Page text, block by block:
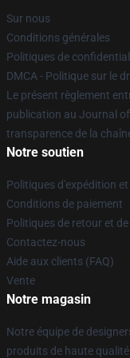
Sur nous
Conditions générales
Politiques de
DMCA - Politique sur le
Le présent règlement
publication au Journal
transparence de la
Notre soutien
Politiques d'expédition
Conditions de paiement
Politiques de retour et
Contactez-nous
Aide aux clients (FAQ)
Vente
Notre magasin
Notre équipe de
produits de haute